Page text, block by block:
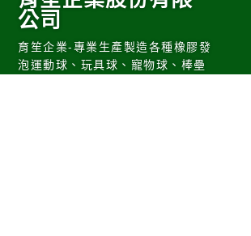
公司
育笙企業-專業生產製造各種橡膠發
泡運動球、玩具球、寵物球、棒壘